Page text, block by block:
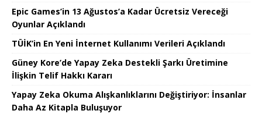
Epic Games’in 13 Ağustos’a Kadar Ücretsiz Vereceği
Oyunlar Açıklandı
TÜİK’in En Yeni İnternet Kullanımı Verileri Açıklandı
Güney Kore’de Yapay Zeka Destekli Şarkı Üretimine
İlişkin Telif Hakkı Kararı
Yapay Zeka Okuma Alışkanlıklarını Değiştiriyor: İnsanlar
Daha Az Kitapla Buluşuyor